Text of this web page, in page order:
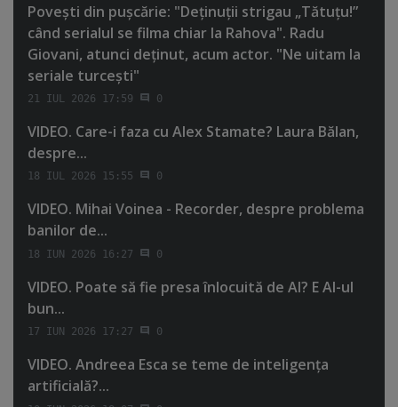
Poveşti din puşcărie: "Deţinuţii strigau „Tătuţu!”
când serialul se filma chiar la Rahova". Radu
Giovani, atunci deţinut, acum actor. "Ne uitam la
seriale turceşti"
21 IUL 2026 17:59 0
VIDEO. Care-i faza cu Alex Stamate? Laura Bălan,
despre...
18 IUL 2026 15:55 0
VIDEO. Mihai Voinea - Recorder, despre problema
banilor de...
18 IUN 2026 16:27 0
VIDEO. Poate să fie presa înlocuită de AI? E AI-ul
bun...
17 IUN 2026 17:27 0
VIDEO. Andreea Esca se teme de inteligenţa
artificială?...